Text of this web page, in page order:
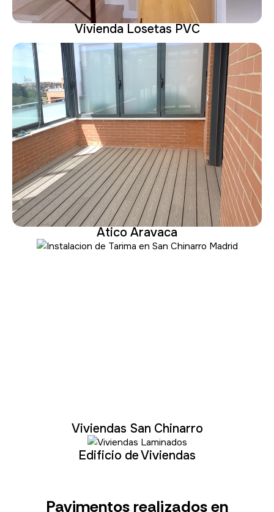
Vivienda Losetas PVC
Ático Aravaca
Viviendas San Chinarro
Edificio de Viviendas
Pavimentos realizados en